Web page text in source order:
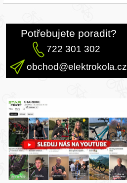
Potřebujete poradit?
722 301 302
obchod@elektrokola.cz